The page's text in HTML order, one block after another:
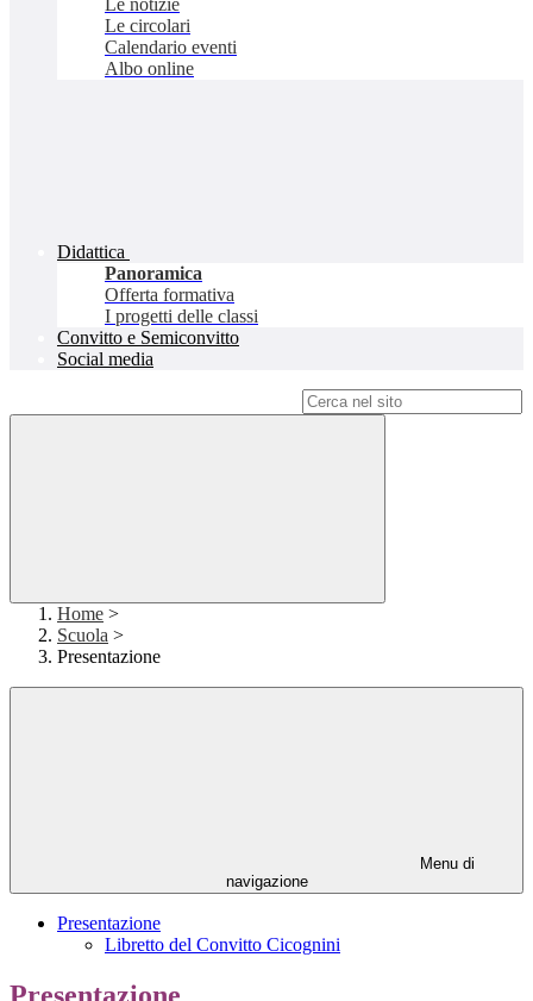
Le notizie
Le circolari
Calendario eventi
Albo online
Didattica
Panoramica
Offerta formativa
I progetti delle classi
Convitto e Semiconvitto
Social media
Home >
Scuola >
Presentazione
Menu di
navigazione
Presentazione
Libretto del Convitto Cicognini